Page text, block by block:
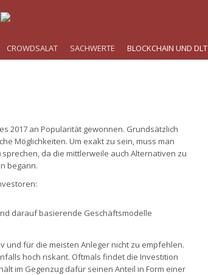
CROWDSALAT SACHWERTE BLOCKCHAIN UND DLT
2017 an Popularität gewonnen. Grundsätzlich
Möglichkeiten. Um exakt zu sein, muss man
da die mittlerweile auch Alternativen zu
begann.
darauf basierende Geschäftsmodelle
und für die meisten Anleger nicht zu empfehlen.
hoch riskant. Oftmals findet die Investition
im Gegenzug dafür seinen Anteil in Form einer